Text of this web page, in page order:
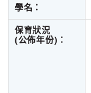
學名：
保育狀況
(公佈年份) ：